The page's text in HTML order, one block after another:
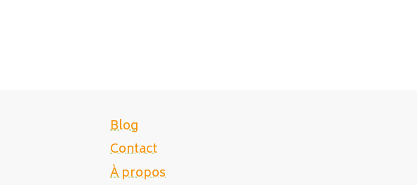
Blog
Contact
À propos